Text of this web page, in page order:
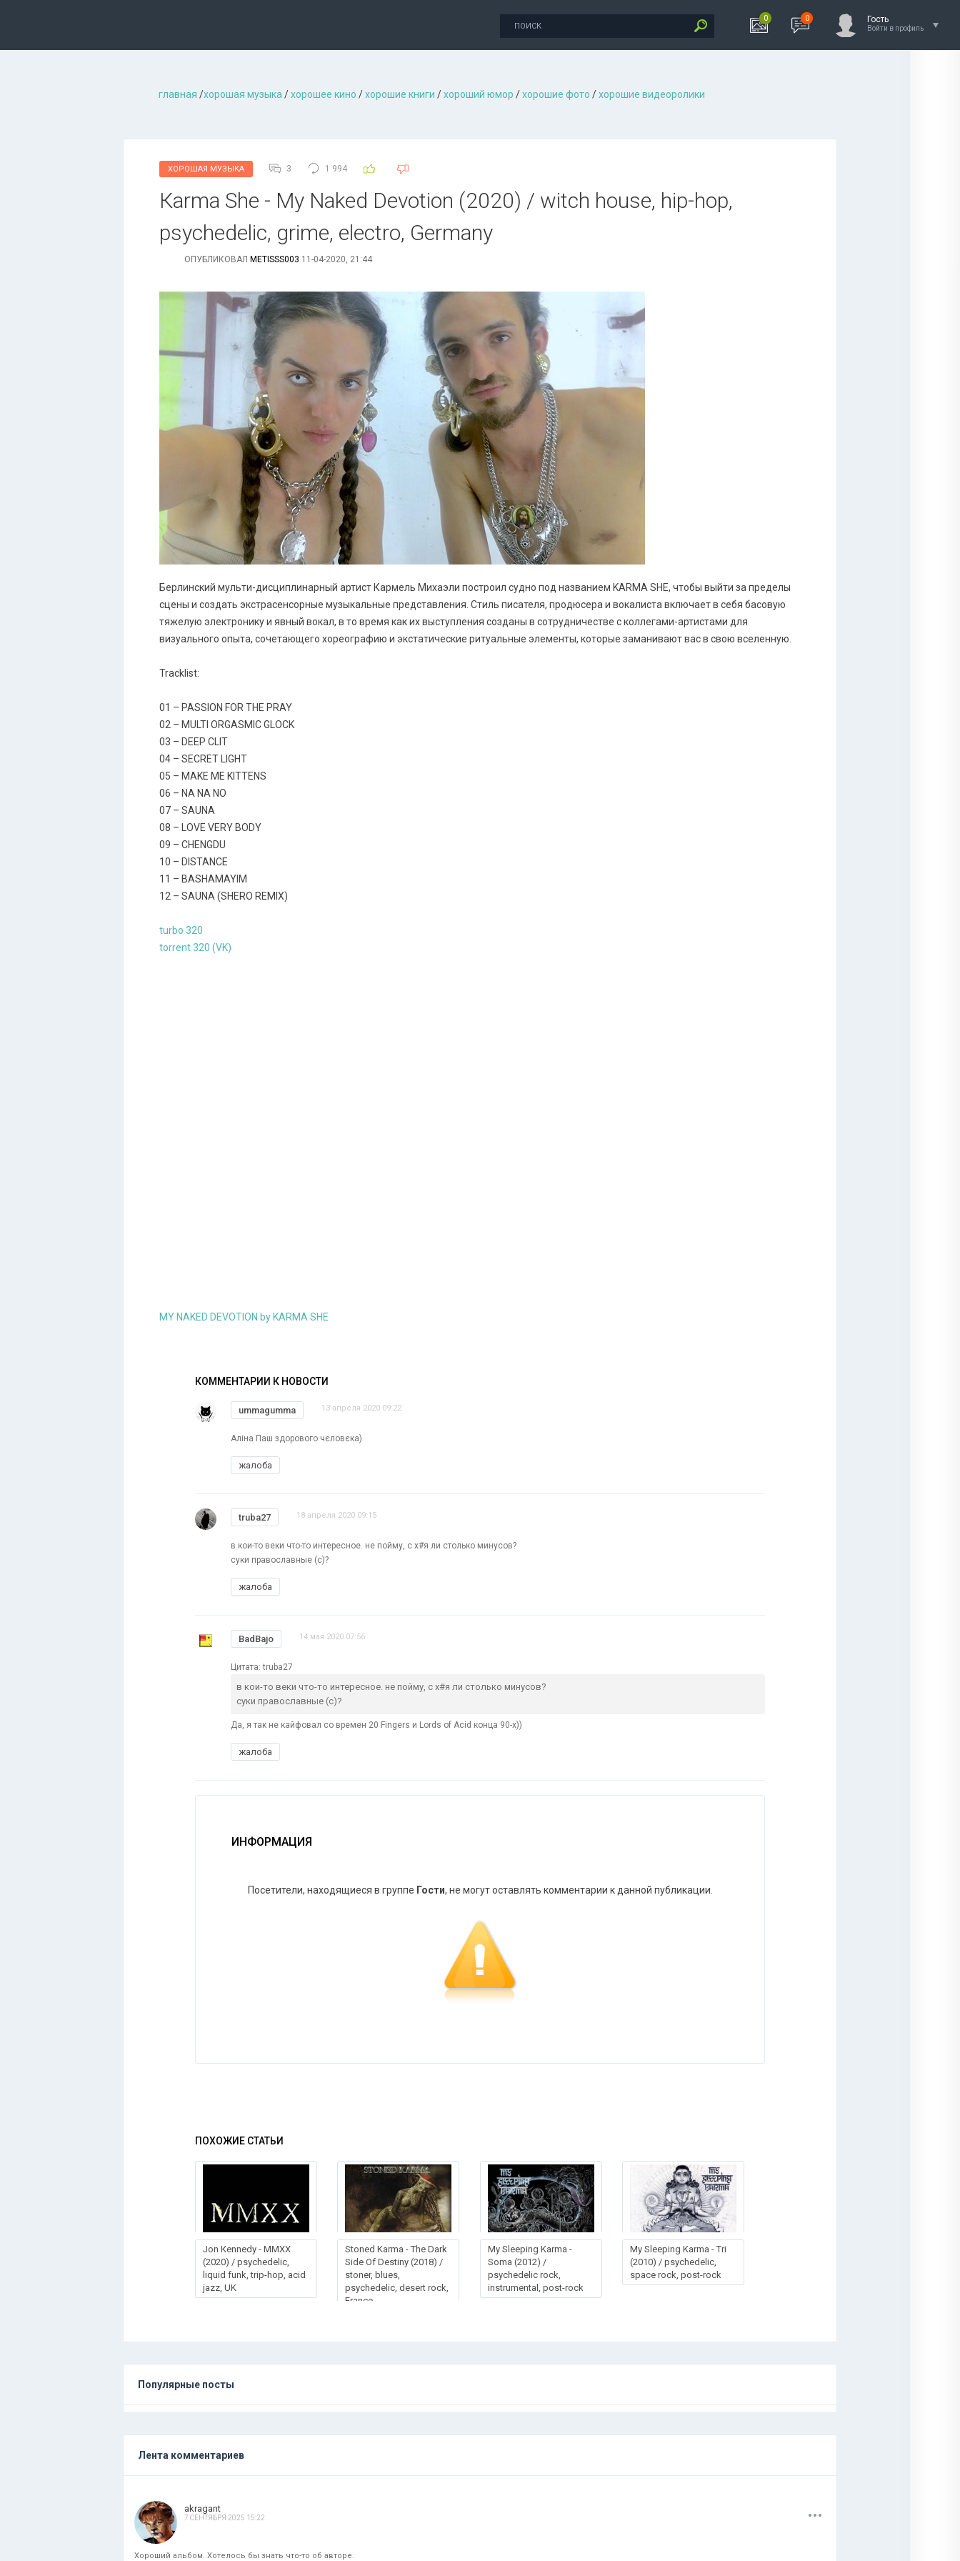
0 0 Гость
Войти в профиль
главная /хорошая музыкa /хорошее кино /хорошие книги /хороший юмор /хорошие фото /хорошие видеоролики
ХОРОШАЯ МУЗЫКА 3 1 994
Каrmа Shе - Му Nаkеd Dеvоtiоn (2020) / witch house, hip-hop,
psychedelic, grime, electro, Germany
ОПУБЛИКОВАЛ METISSS003 11-04-2020, 21:44
Берлинский мульти-дисциплинарный артист Кармель Михаэли построил судно под названием KARMA SHE, чтобы выйти за пределы
сцены и создать экстрасенсорные музыкальные представления. Стиль писателя, продюсера и вокалиста включает в себя басовую
тяжелую электронику и явный вокал, в то время как их выступления созданы в сотрудничестве с коллегами-артистами для
визуального опыта, сочетающего хореографию и экстатические ритуальные элементы, которые заманивают вас в свою вселенную.
Tracklist:
01 – PASSION FOR THE PRAY
02 – MULTI ORGASMIC GLOCK
03 – DEEP CLIT
04 – SECRET LIGHT
05 – MAKE ME KITTENS
06 – NA NA NO
07 – SAUNA
08 – LOVE VERY BODY
09 – CHENGDU
10 – DISTANCE
11 – BASHAMAYIM
12 – SAUNA (SHERO REMIX)
turbo 320
torrent 320 (VK)
MY NAKED DEVOTION by KARMA SHE
КОММЕНТАРИИ К НОВОСТИ
ummagumma 13 апреля 2020 09:22
Аліна Паш здорового чєловєка)
жалоба
truba27 18 апреля 2020 09:15
в кои-то веки что-то интересное. не пойму, с х#я ли столько минусов?
суки православные (с)?
жалоба
BadBajo 14 мая 2020 07:56
Цитата: truba27
в кои-то веки что-то интересное. не пойму, с х#я ли столько минусов?
суки православные (с)?
Да, я так не кайфовал со времен 20 Fingers и Lords of Acid конца 90-х))
жалоба
ИНФОРМАЦИЯ
Посетители, находящиеся в группе Гости, не могут оставлять комментарии к данной публикации.
ПОХОЖИЕ СТАТЬИ
Jоn Кеnnеdу - MMXX
(2020) / psychedelic,
liquid funk, trip-hop, acid
jazz, UK
Stoned Karma - The Dark
Side Of Destiny (2018) /
stoner, blues,
psychedelic, desert rock,
France
My Sleeping Karma -
Soma (2012) /
psychedelic rock,
instrumental, post-rock
My Sleeping Karma - Tri
(2010) / psychedelic,
space rock, post-rock
Популярные посты
Лента комментариев
akragant
7 СЕНТЯБРЯ 2025 15:22 ...
Хороший альбом. Хотелось бы знать что-то об авторе.